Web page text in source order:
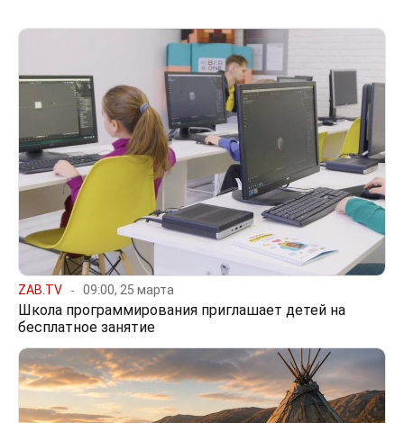
ZAB.TV 09:00, 25 марта
Школа программирования приглашает детей на
бесплатное занятие